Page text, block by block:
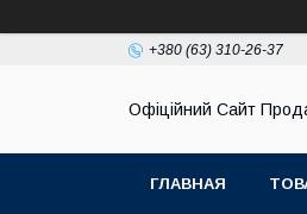
+380 (63) 310-26-37
Офіційний Сайт
ГЛАВНАЯ